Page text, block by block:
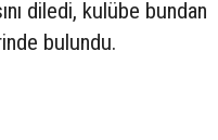
diledi, kulübe bundan
bulundu.